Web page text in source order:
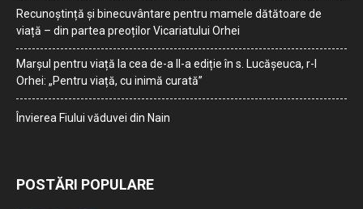
Recunoștință și binecuvântare pentru mamele dătătoare de
viață – din partea preoților Vicariatului Orhei
Marșul pentru viață la cea de-a II-a ediție în s. Lucășeuca, r-l
Orhei: „Pentru viață, cu inimă curată”
Învierea Fiului văduvei din Nain
POSTĂRI POPULARE